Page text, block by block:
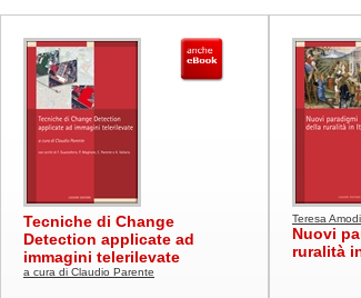
Tecniche di Change
Detection applicate ad
immagini telerilevate
a cura di Claudio Parente
Teresa
Nuovi
ruralità